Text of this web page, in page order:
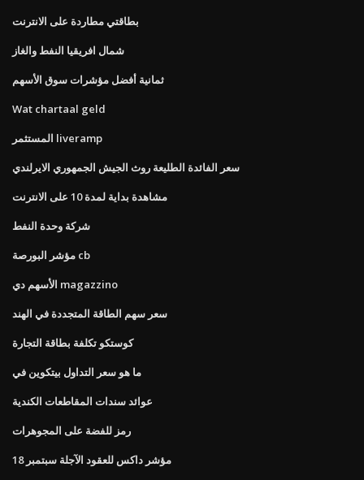
بطاقتي مطاردة على الانترنت
شمال افريقيا النفط والغاز
ثمانية أفضل مؤشرات سوق الأسهم
Wat chartaal geld
المستثمر liveramp
سعر الفائدة الطليعة روث الجيش الجمهوري الايرلندي
مشاهدة بداية لمدة 10 على الانترنت
شركة وحدة النفط
مؤشر البورصة cb
الأسهم دي magazzino
سعر سهم الطاقة المتجددة في الهند
كوستكو تكلفة بطاقة التجارة
ما هو سعر التداول بيتكوين في
عوائد سندات المقاطعات الكندية
رمز للفضة على المجوهرات
مؤشر داكس للعقود الآجلة سبتمبر 18